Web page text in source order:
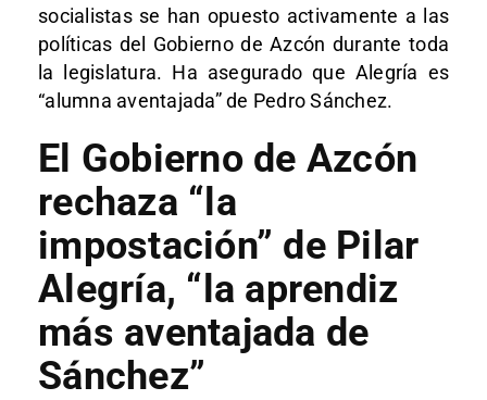
socialistas se han opuesto activamente a las
políticas del Gobierno de Azcón durante toda
la legislatura. Ha asegurado que Alegría es
“alumna aventajada” de Pedro Sánchez.
El Gobierno de Azcón
rechaza “la
impostación” de Pilar
Alegría, “la aprendiz
más aventajada de
Sánchez”